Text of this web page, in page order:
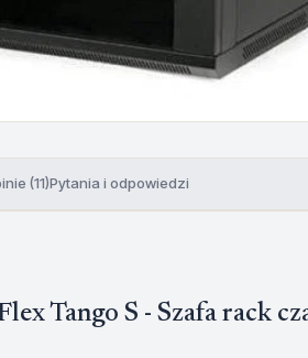
(11)Pytania i odpowiedzi
Tango S - Szafa rack